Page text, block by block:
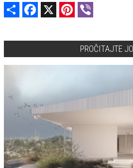
Share Facebook Pinterest
PROČITAJTE